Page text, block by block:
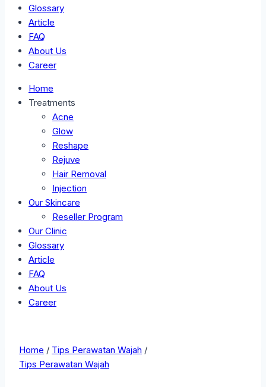
Glossary
Article
FAQ
About Us
Career
Home
Treatments
Acne
Glow
Reshape
Rejuve
Hair Removal
Injection
Our Skincare
Reseller Program
Our Clinic
Glossary
Article
FAQ
About Us
Career
Home / Tips Perawatan Wajah /
Tips Perawatan Wajah